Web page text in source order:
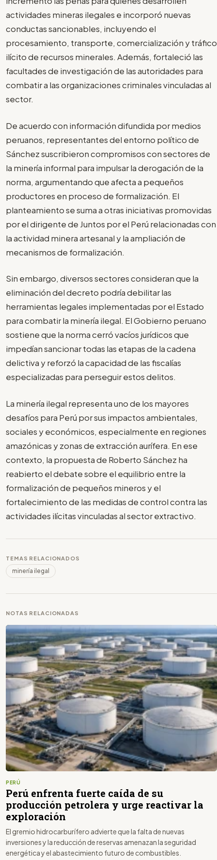
actividades mineras ilegales e incorporó nuevas
conductas sancionables, incluyendo el
procesamiento, transporte, comercialización y tráfico
ilícito de recursos minerales. Además, fortaleció las
facultades de investigación de las autoridades para
combatir a las organizaciones criminales vinculadas al
sector.
De acuerdo con información difundida por medios
peruanos, representantes del entorno político de
Sánchez suscribieron compromisos con sectores de
la minería informal para impulsar la derogación de la
norma, argumentando que afecta a pequeños
productores en proceso de formalización. El
planteamiento se suma a otras iniciativas promovidas
por el dirigente de Juntos por el Perú relacionadas con
la actividad minera artesanal y la ampliación de
mecanismos de formalización.
Sin embargo, diversos sectores consideran que la
eliminación del decreto podría debilitar las
herramientas legales implementadas por el Estado
para combatir la minería ilegal. El Gobierno peruano
sostiene que la norma cerró vacíos jurídicos que
impedían sancionar todas las etapas de la cadena
delictiva y reforzó la capacidad de las fiscalías
especializadas para perseguir estos delitos.
La minería ilegal representa uno de los mayores
desafíos para Perú por sus impactos ambientales,
sociales y económicos, especialmente en regiones
amazónicas y zonas de extracción aurífera. En ese
contexto, la propuesta de Roberto Sánchez ha
reabierto el debate sobre el equilibrio entre la
formalización de pequeños mineros y el
fortalecimiento de las medidas de control contra las
actividades ilícitas vinculadas al sector extractivo.
TEMAS RELACIONADOS
minería ilegal
NOTAS RELACIONADAS
PERÚ
Perú enfrenta fuerte caída de su
producción petrolera y urge reactivar la
exploración
El gremio hidrocarburífero advierte que la falta de nuevas
inversiones y la reducción de reservas amenazan la seguridad
energética y el abastecimiento futuro de combustibles.